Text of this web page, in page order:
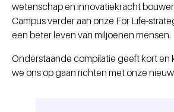
wetenschap en innovatiekracht
Campus verder aan onze For Life-
een beter leven van miljoenen mensen.
Onderstaande compilatie geeft kort en
we ons op gaan richten met onze